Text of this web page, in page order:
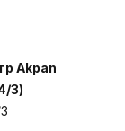
Akpan
3)